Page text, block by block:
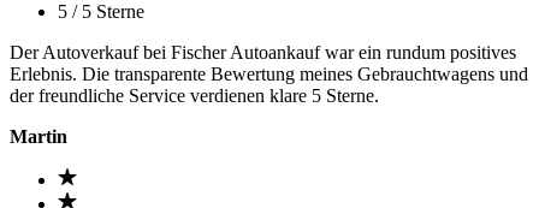
5 / 5 Sterne
Der Autoverkauf bei Fischer Autoankauf war ein rundum positives
Erlebnis. Die transparente Bewertung meines Gebrauchtwagens und
der freundliche Service verdienen klare 5 Sterne.
Martin